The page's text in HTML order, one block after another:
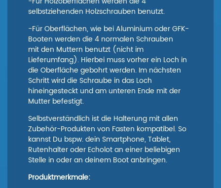
selbstziehenden Holzschrauben benutzt.
-Für Oberflächen, wie bei Aluminium oder GFK-
Booten werden die 4 normalen Schrauben
mit den Muttern benutzt (nicht im
Lieferumfang). Hierbei muss vorher ein Loch in
die Oberfläche gebohrt werden. Im nächsten
Schritt wird die Schraube in das Loch
hineingesteckt und am unteren Ende mit der
Mutter befestigt.
Selbstverständlich ist die Halterung mit allen
Zubehör-Produkten von Fasten kompatibel. So
kannst Du bspw. dein Smartphone, Tablet,
Rutenhalter oder Echolot an einer beliebigen
Stelle in oder an deinem Boot anbringen.
Produktmerkmale: